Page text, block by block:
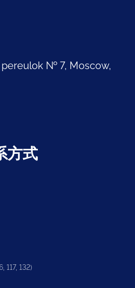
№ 7, Moscow,
方式
117, 132)